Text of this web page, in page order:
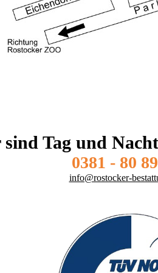
Tag und
0381 - 80
info@rostocker-